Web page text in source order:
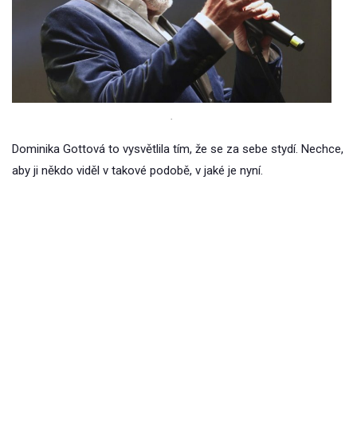
.
Dominika Gottová to vysvětlila tím, že se za sebe stydí. Nechce,
aby ji někdo viděl v takové podobě, v jaké je nyní.